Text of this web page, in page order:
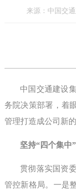
来源：中国交
中国交通建设
务院决策部署，着
管理打造成公司新
坚持“四个集中
贯彻落实国资
管控新格局。一是